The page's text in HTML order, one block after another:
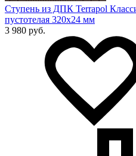
Ступень из ДПК Terrapol
пустотелая 320х24 мм
3 980 руб.